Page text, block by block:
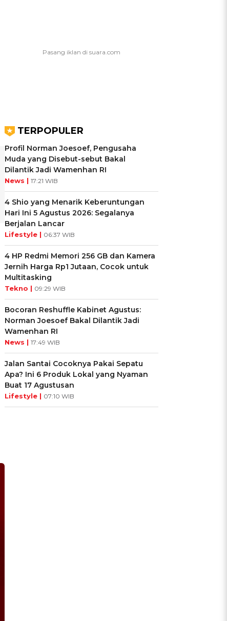
TERPOPULER
Profil Norman Joesoef, Pengusaha
Muda yang Disebut-sebut Bakal
Dilantik Jadi Wamenhan RI
News | 17:21 WIB
4 Shio yang Menarik Keberuntungan
Hari Ini 5 Agustus 2026: Segalanya
Berjalan Lancar
Lifestyle | 06:37 WIB
4 HP Redmi Memori 256 GB dan Kamera
Jernih Harga Rp1 Jutaan, Cocok untuk
Multitasking
Tekno | 09:29 WIB
Bocoran Reshuffle Kabinet Agustus:
Norman Joesoef Bakal Dilantik Jadi
Wamenhan RI
News | 17:49 WIB
Jalan Santai Cocoknya Pakai Sepatu
Apa? Ini 6 Produk Lokal yang Nyaman
Buat 17 Agustusan
Lifestyle | 07:10 WIB